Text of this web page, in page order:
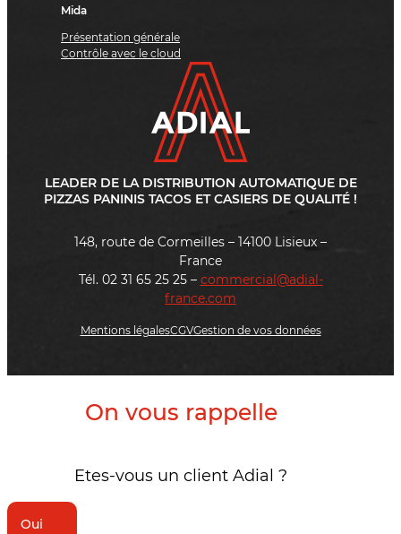
Mida
Présentation générale
Contrôle avec le cloud
LEADER DE LA DISTRIBUTION AUTOMATIQUE DE
PIZZAS PANINIS TACOS ET CASIERS DE QUALITÉ !
148, route de Cormeilles – 14100 Lisieux –
France
Tél. 02 31 65 25 25 – commercial@adial-
france.com
Mentions légalesCGVGestion de vos données
On vous rappelle
Etes-vous un client Adial ?
Oui